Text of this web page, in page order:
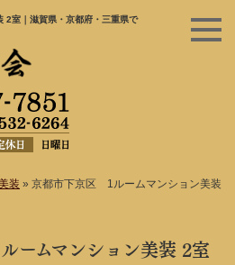
室｜滋賀県・京都府・三重県で
装 » 京都市下京区 1ルームマンション美装
ームマンション美装 2室